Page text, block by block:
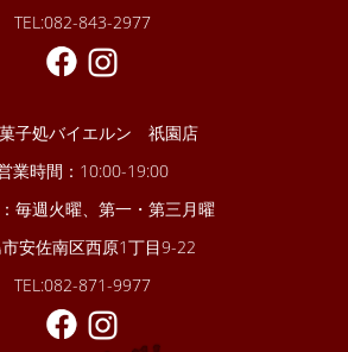
TEL:082-843-2977
子処バイエルン 祇園店
業時間：10:00-19:00
毎週火曜、第一・第三月曜
安佐南区西原1丁目9-22
TEL:082-871-9977